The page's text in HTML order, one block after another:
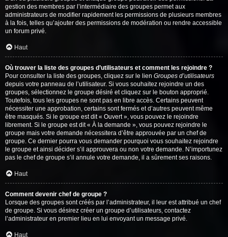
gestion des membres par l’intermédiaire des groupes permet aux
administrateurs de modifier rapidement les permissions de plusieurs membres
à la fois, telles qu’ajouter des permissions de modération ou rendre accessible
un forum privé.
Haut
Où trouver la liste des groupes d’utilisateurs et comment les rejoindre ?
Pour consulter la liste des groupes, cliquez sur le lien Groupes d’utilisateurs
depuis votre panneau de l’utilisateur. Si vous souhaitez rejoindre un des
groupes, sélectionnez le groupe désiré et cliquez sur le bouton approprié.
Toutefois, tous les groupes ne sont pas en libre accès. Certains peuvent
nécessiter une approbation, certains sont fermés et d’autres peuvent même
être masqués. Si le groupe est dit « Ouvert », vous pouvez le rejoindre
librement. Si le groupe est dit « À la demande », vous pouvez rejoindre le
groupe mais votre demande nécessitera d’être approuvée par un chef de
groupe. Ce dernier pourra vous demander pourquoi vous souhaitez rejoindre
le groupe et ainsi décider s’il approuvera ou non votre demande. N’importunez
pas le chef de groupe s’il annule votre demande, il a sûrement ses raisons.
Haut
Comment devenir chef de groupe ?
Lorsque des groupes sont créés par l’administrateur, il leur est attribué un chef
de groupe. Si vous désirez créer un groupe d’utilisateurs, contactez
l’administrateur en premier lieu en lui envoyant un message privé.
Haut